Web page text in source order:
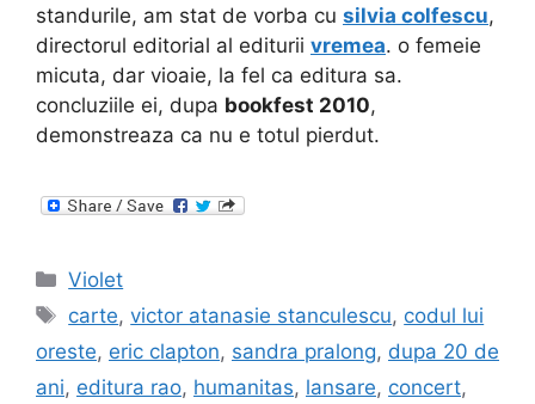
standurile, am stat de vorba cu silvia colfescu,
directorul editorial al editurii vremea. o femeie
micuta, dar vioaie, la fel ca editura sa.
concluziile ei, dupa bookfest 2010,
demonstreaza ca nu e totul pierdut.
Categories
Violet
Tags
carte,victor atanasie stanculescu, codul lui
oreste, eric clapton, sandra pralong, dupa 20 de
ani, editura rao, humanitas, lansare, concert,